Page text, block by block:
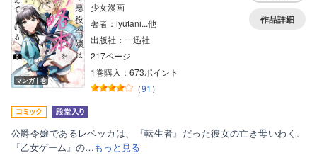
マンガ｜巻
少女漫画
著者：iyutani...他
出版社：一迅社
217ページ
1巻購入：673ポイント
（91 ）
作品詳細
公爵令嬢であるレベッカは、『転生者』だった彼女の亡き母いわく、
『乙女ゲーム』の…もっと見る